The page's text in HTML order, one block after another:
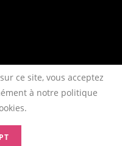
ce site, vous acceptez
à notre politique